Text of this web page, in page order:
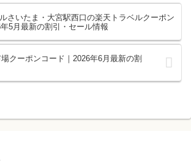
さいたま・大宮駅西口の楽天トラベルクーポン
5月最新の割引・セール情報
クーポンコード｜2026年6月最新の割